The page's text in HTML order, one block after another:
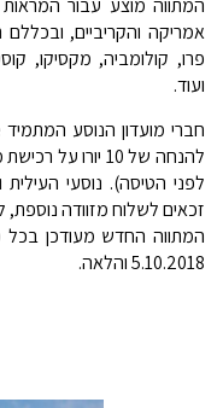
אמריקה והקריביים, ובכללם
פרו, קולומביה, מקסיקו,
ועוד.
זכאים לשלוח מזוודה
המתווה החדש מעודכן
5.10.2018 והלאה.